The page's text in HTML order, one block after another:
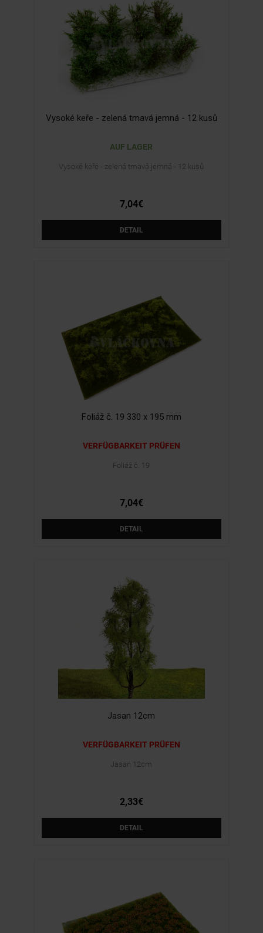
Vysoké keře - zelená tmavá jemná - 12 kusů
AUF LAGER
Vysoké keře - zelená tmavá jemná - 12 kusů
7,04€
DETAIL
Foliáž č. 19 330 x 195 mm
VERFÜGBARKEIT PRÜFEN
Foliáž č. 19
7,04€
DETAIL
Jasan 12cm
VERFÜGBARKEIT PRÜFEN
Jasan 12cm
2,33€
DETAIL